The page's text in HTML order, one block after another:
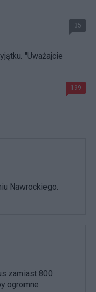
35
"Uważajcie
199
Nawrockiego.
zamiast 800
ogromne